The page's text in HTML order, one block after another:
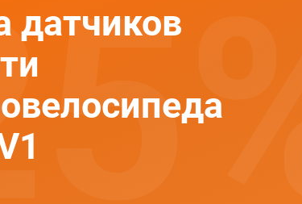
датчиков